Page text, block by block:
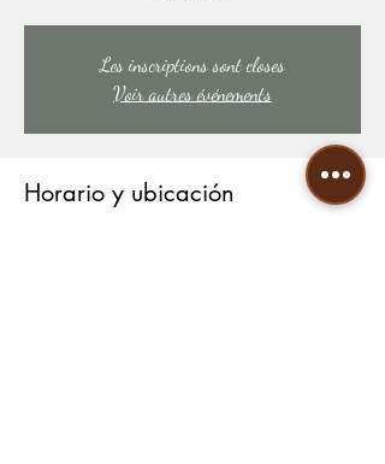
Les inscriptions sont closes
Voir autres événements
Horario y ubicación